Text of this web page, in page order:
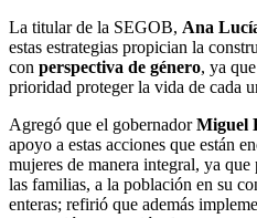
La titular de la SEGOB, Ana
estas estrategias propician la
con perspectiva de género, ya
prioridad proteger la vida de cada
Agregó que el gobernadorMiguel
apoyo a estas acciones que están
mujeres de manera integral, ya
las familias, a la población en su
enteras; refirió que además